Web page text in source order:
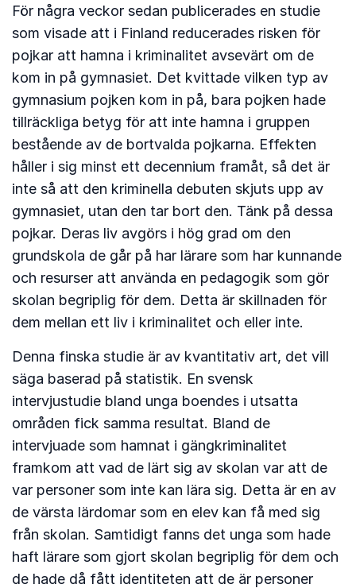
För några veckor sedan publicerades en studie
som visade att i Finland reducerades risken för
pojkar att hamna i kriminalitet avsevärt om de
kom in på gymnasiet. Det kvittade vilken typ av
gymnasium pojken kom in på, bara pojken hade
tillräckliga betyg för att inte hamna i gruppen
bestående av de bortvalda pojkarna. Effekten
håller i sig minst ett decennium framåt, så det är
inte så att den kriminella debuten skjuts upp av
gymnasiet, utan den tar bort den. Tänk på dessa
pojkar. Deras liv avgörs i hög grad om den
grundskola de går på har lärare som har kunnande
och resurser att använda en pedagogik som gör
skolan begriplig för dem. Detta är skillnaden för
dem mellan ett liv i kriminalitet och eller inte.
Denna finska studie är av kvantitativ art, det vill
säga baserad på statistik. En svensk
intervjustudie bland unga boendes i utsatta
områden fick samma resultat. Bland de
intervjuade som hamnat i gängkriminalitet
framkom att vad de lärt sig av skolan var att de
var personer som inte kan lära sig. Detta är en av
de värsta lärdomar som en elev kan få med sig
från skolan. Samtidigt fanns det unga som hade
haft lärare som gjort skolan begriplig för dem och
de hade då fått identiteten att de är personer